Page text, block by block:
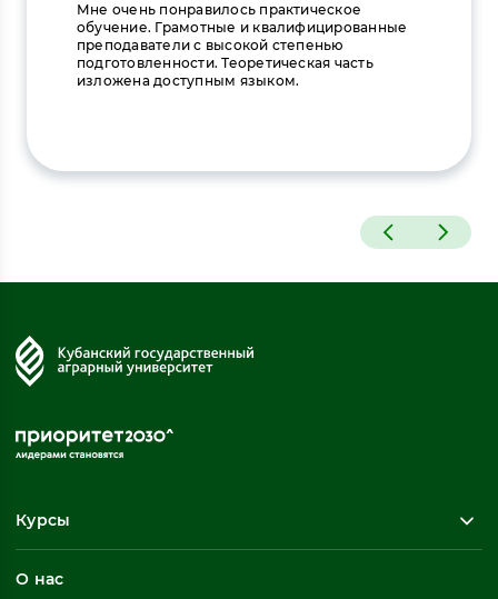
Мне очень понравилось практическое
обучение. Грамотные и квалифицированные
преподаватели с высокой степенью
подготовленности. Теоретическая часть
изложена доступным языком.
Курсы
Повышение квалификации
Профессиональная переподготовка
О нас